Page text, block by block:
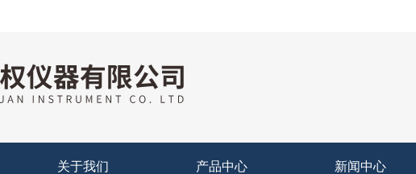
关于我们 产品中心 新闻中心